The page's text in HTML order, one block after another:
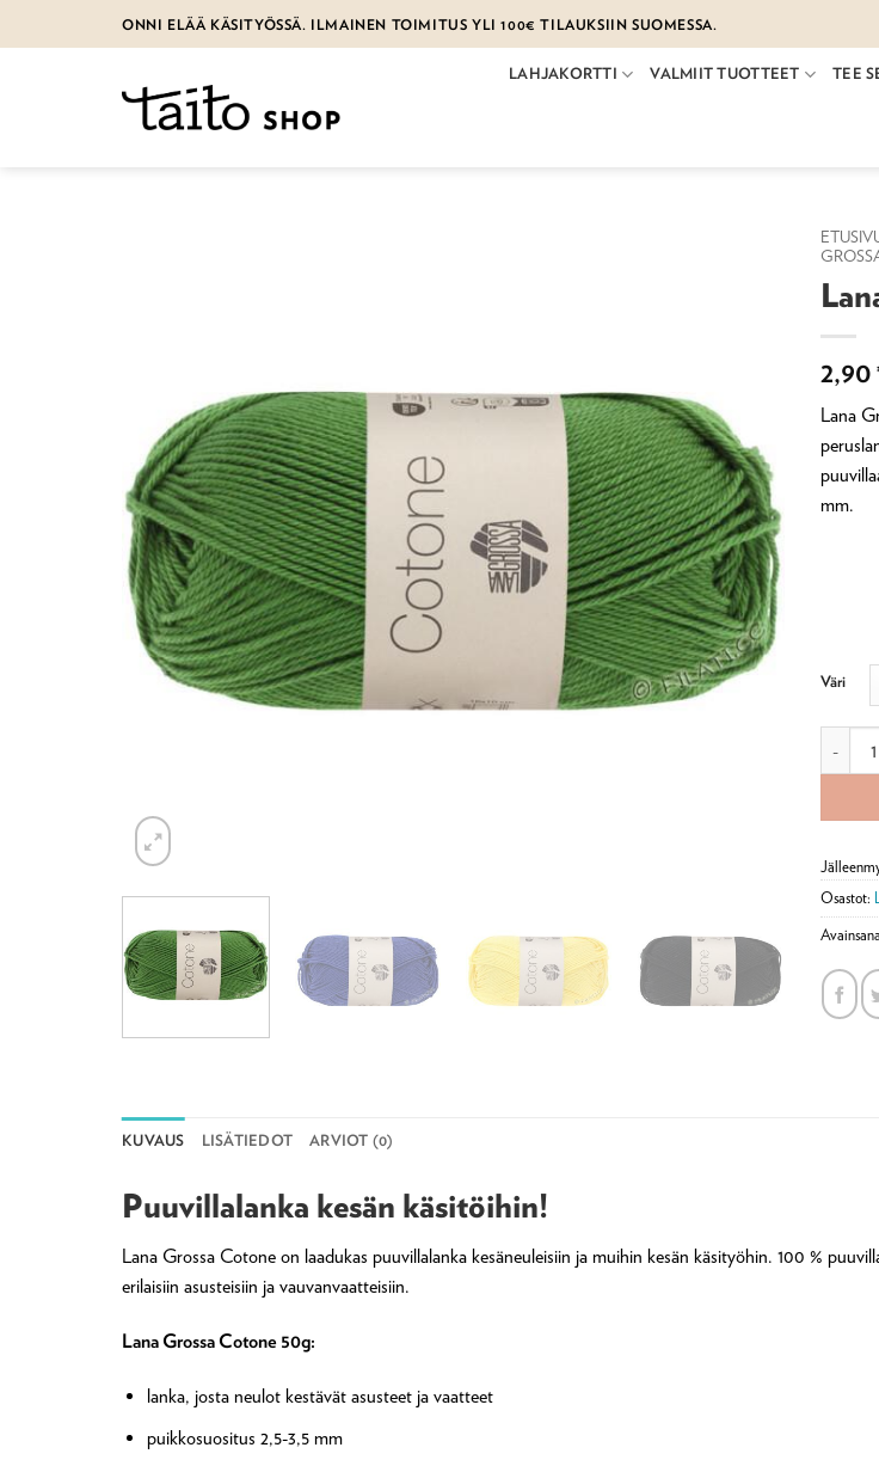
to
ONNI ELÄÄ KÄSITYÖSSÄ. ILMAINEN TOIMITUS YLI 100€ TILAUKSIIN SUOMESSA.
LAHJAKORTTI VALMIIT TUOTTEET TEE
2,90
Lana
mm.
Väri
Osastot:
KUVAUS LISÄTIEDOT ARVIOT (0)
Puuvillalanka kesän käsitöihin!
Lana Grossa Cotone on laadukas puuvillalanka kesäneuleisiin ja muihin kesän käsityöhin. 100 %
erilaisiin asusteisiin ja vauvanvaatteisiin.
Lana Grossa Cotone 50g:
lanka, josta neulot kestävät asusteet ja vaatteet
puikkosuositus 2,5-3,5 mm